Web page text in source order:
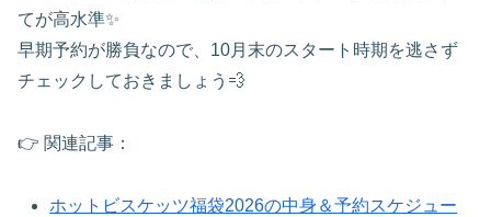
てが高水準✨
早期予約が勝負なので、10月末のスタート時期を逃さず
チェックしておきましょう💨
👉 関連記事：
ホットビスケッツ福袋2026の中身＆予約スケジュー